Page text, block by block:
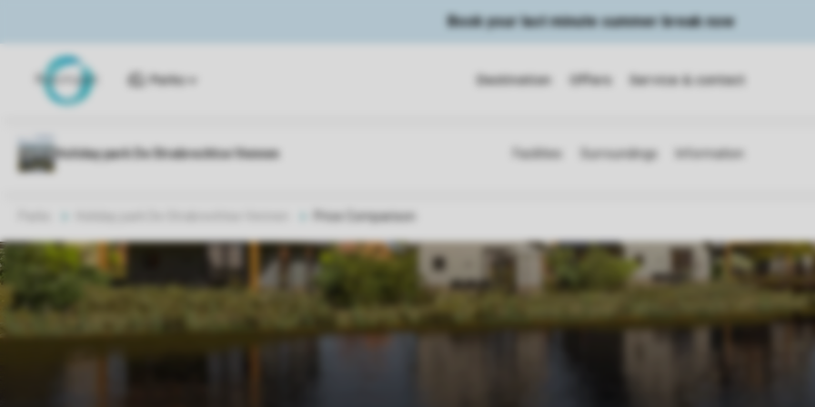
Book your last minute summer break now
Parks Destination Offers Service & contact
Price Comparison